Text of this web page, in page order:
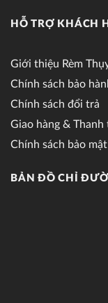
HỖ TRỢ KHÁCH
Giới thiệu Rèm
Chính sách bảo
Chính sách đổi trả
Giao hàng & Thanh
Chính sách bảo mật
BẢN ĐỒ CHỈ